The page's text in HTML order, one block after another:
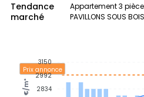
Tendance
marché
Appartement 3
PAVILLONS SOUS BOIS
Prix annonce
3150
2992
2834
€/m²